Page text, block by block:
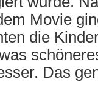
Movie
die
Das